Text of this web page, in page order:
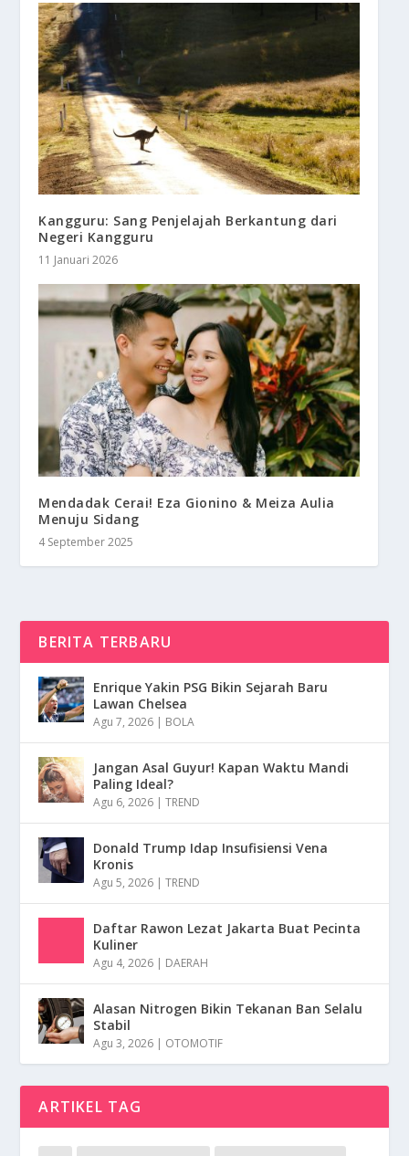
Kangguru: Sang Penjelajah Berkantung dari
Negeri Kangguru
11 Januari 2026
Mendadak Cerai! Eza Gionino & Meiza Aulia
Menuju Sidang
4 September 2025
BERITA TERBARU
Enrique Yakin PSG Bikin Sejarah Baru
Lawan Chelsea
Agu 7, 2026 | BOLA
Jangan Asal Guyur! Kapan Waktu Mandi
Paling Ideal?
Agu 6, 2026 |TREND
Donald Trump Idap Insufisiensi Vena
Kronis
Agu 5, 2026 |TREND
Daftar Rawon Lezat Jakarta Buat Pecinta
Kuliner
Agu 4, 2026 | DAERAH
Alasan Nitrogen Bikin Tekanan Ban Selalu
Stabil
Agu 3, 2026 | OTOMOTIF
ARTIKEL TAG